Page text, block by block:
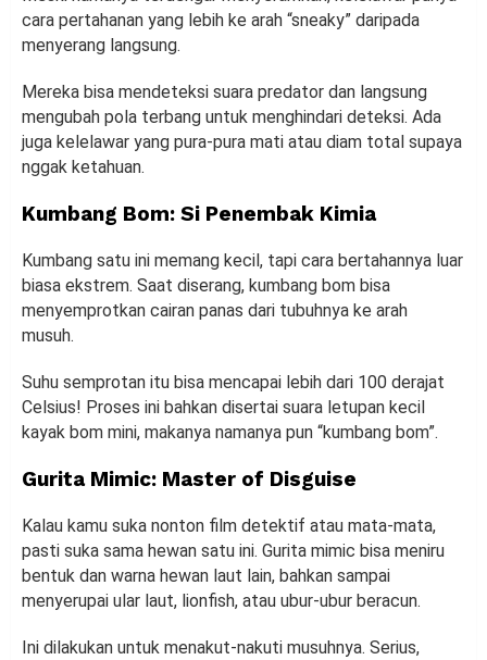
cara pertahanan yang lebih ke arah “sneaky” daripada
menyerang langsung.
Mereka bisa mendeteksi suara predator dan langsung
mengubah pola terbang untuk menghindari deteksi. Ada
juga kelelawar yang pura-pura mati atau diam total supaya
nggak ketahuan.
Kumbang Bom: Si Penembak Kimia
Kumbang satu ini memang kecil, tapi cara bertahannya luar
biasa ekstrem. Saat diserang, kumbang bom bisa
menyemprotkan cairan panas dari tubuhnya ke arah
musuh.
Suhu semprotan itu bisa mencapai lebih dari 100 derajat
Celsius! Proses ini bahkan disertai suara letupan kecil
kayak bom mini, makanya namanya pun “kumbang bom”.
Gurita Mimic: Master of Disguise
Kalau kamu suka nonton film detektif atau mata-mata,
pasti suka sama hewan satu ini. Gurita mimic bisa meniru
bentuk dan warna hewan laut lain, bahkan sampai
menyerupai ular laut, lionfish, atau ubur-ubur beracun.
Ini dilakukan untuk menakut-nakuti musuhnya. Serius,